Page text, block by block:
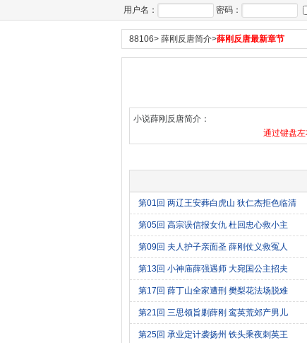
用户名： 密码：
88106> 薛刚反唐简介>薛刚反唐最新章节
小说薛刚反唐简介：
通过键盘
第01回 两辽王安葬白虎山 狄仁杰拒色临清
第05回 高宗误信报女仇 杜回忠心救小主
第09回 夫人护子亲面圣 薛刚仗义救冤人
第13回 小神庙薛强遇师 大宛国公主招夫
第17回 薛丁山全家遭刑 樊梨花法场脱难
第21回 三思领旨剿薛刚 鸾英荒郊产男儿
第25回 承业定计袭扬州 铁头乘夜刺英王